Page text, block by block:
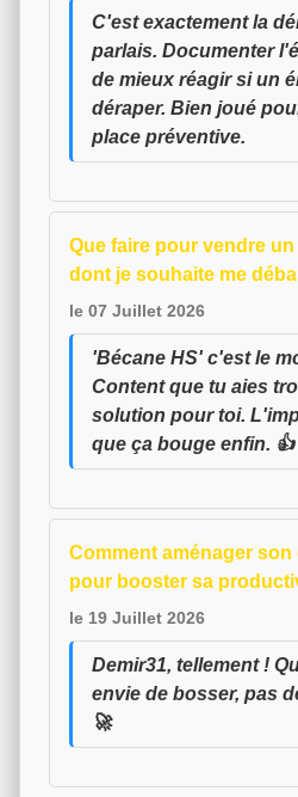
C'est exactement la
parlais. Documenter
de mieux réagir si un
déraper. Bien joué
place préventive.
Que faire pour vendre
dont je souhaite me
le 07 Juillet 2026
'Bécane HS' c'est le
Content que tu aies
solution pour toi.
que ça bouge enfin. 👍
Comment aménager son
pour booster sa
le 19 Juillet 2026
Demir31, tellement !
envie de bosser, pas
🚀